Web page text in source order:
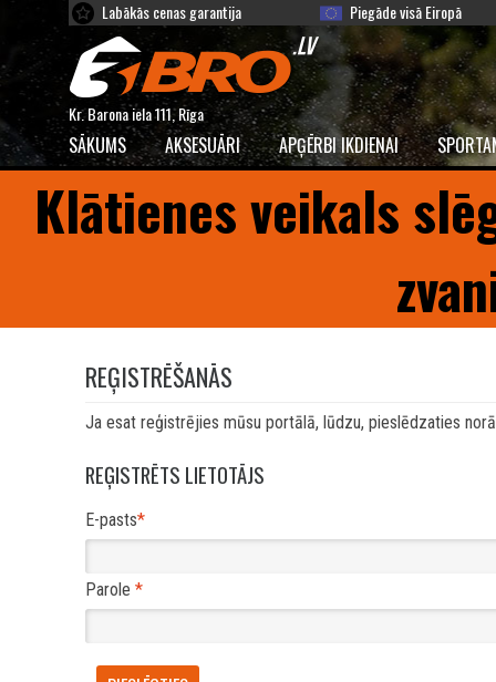
Labākās cenas garantija Piegāde visā Eiropā
Kr. Barona iela 111, Rīga
SĀKUMS AKSESUĀRI APĢĒRBI IKDIENAI
Klātienes veikals
REĢISTRĒŠANĀS
Ja esat reģistrējies mūsu portālā, lūdzu, pieslēdzaties
REĢISTRĒTS LIETOTĀJS
E-pasts*
Parole *